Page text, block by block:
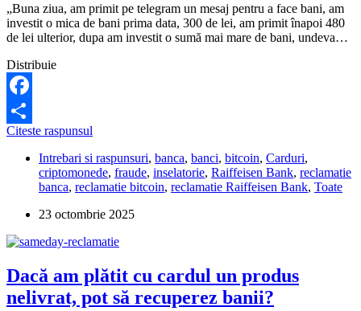
„Buna ziua, am primit pe telegram un mesaj pentru a face bani, am
investit o mica de bani prima data, 300 de lei, am primit înapoi 480
de lei ulterior, dupa am investit o sumă mai mare de bani, undeva…
Distribuie
Facebook
Partajează
Citeste raspunsul
recuperez
de
la
banii
din
în
cryptomonede
printr-
Intrebari si raspunsuri, banca, banci, bitcoin, Carduri,
criptomonede, fraude, inselatorie, Raiffeisen Bank, reclamatie
banca, reclamatie bitcoin, reclamatie Raiffeisen Bank, Toate
23 octombrie 2025
Dacă am plătit cu cardul un produs
nelivrat, pot să recuperez banii?